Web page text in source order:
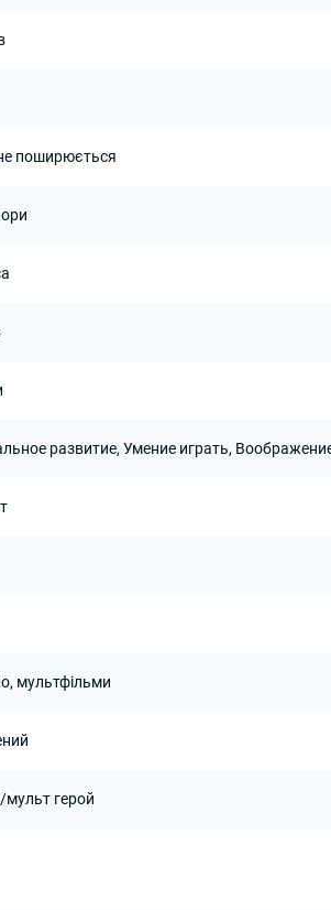
поширюється
развитие, Умение играть,
мультфільми
герой